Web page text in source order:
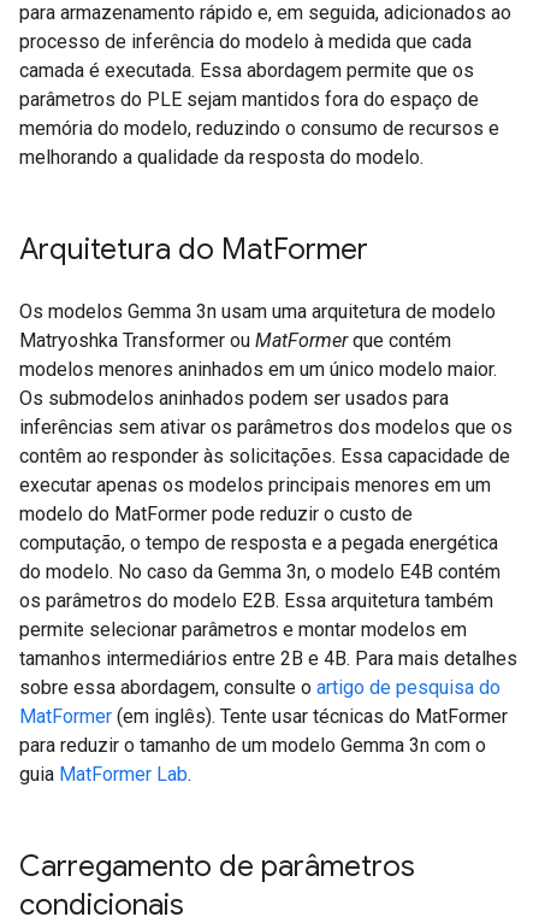
para armazenamento rápido e, em seguida, adicionados ao
processo de inferência do modelo à medida que cada
camada é executada. Essa abordagem permite que os
parâmetros do PLE sejam mantidos fora do espaço de
memória do modelo, reduzindo o consumo de recursos e
melhorando a qualidade da resposta do modelo.
Arquitetura do MatFormer
Os modelos Gemma 3n usam uma arquitetura de modelo
Matryoshka Transformer ou MatFormerque contém
modelos menores aninhados em um único modelo maior.
Os submodelos aninhados podem ser usados para
inferências sem ativar os parâmetros dos modelos que os
contêm ao responder às solicitações. Essa capacidade de
executar apenas os modelos principais menores em um
modelo do MatFormer pode reduzir o custo de
computação, o tempo de resposta e a pegada energética
do modelo. No caso da Gemma 3n, o modelo E4B contém
os parâmetros do modelo E2B. Essa arquitetura também
permite selecionar parâmetros e montar modelos em
tamanhos intermediários entre 2B e 4B. Para mais detalhes
sobre essa abordagem, consulte o artigo de pesquisa do
MatFormer (em inglês). Tente usar técnicas do MatFormer
para reduzir o tamanho de um modelo Gemma 3n com o
guia MatFormer Lab.
Carregamento de parâmetros
condicionais